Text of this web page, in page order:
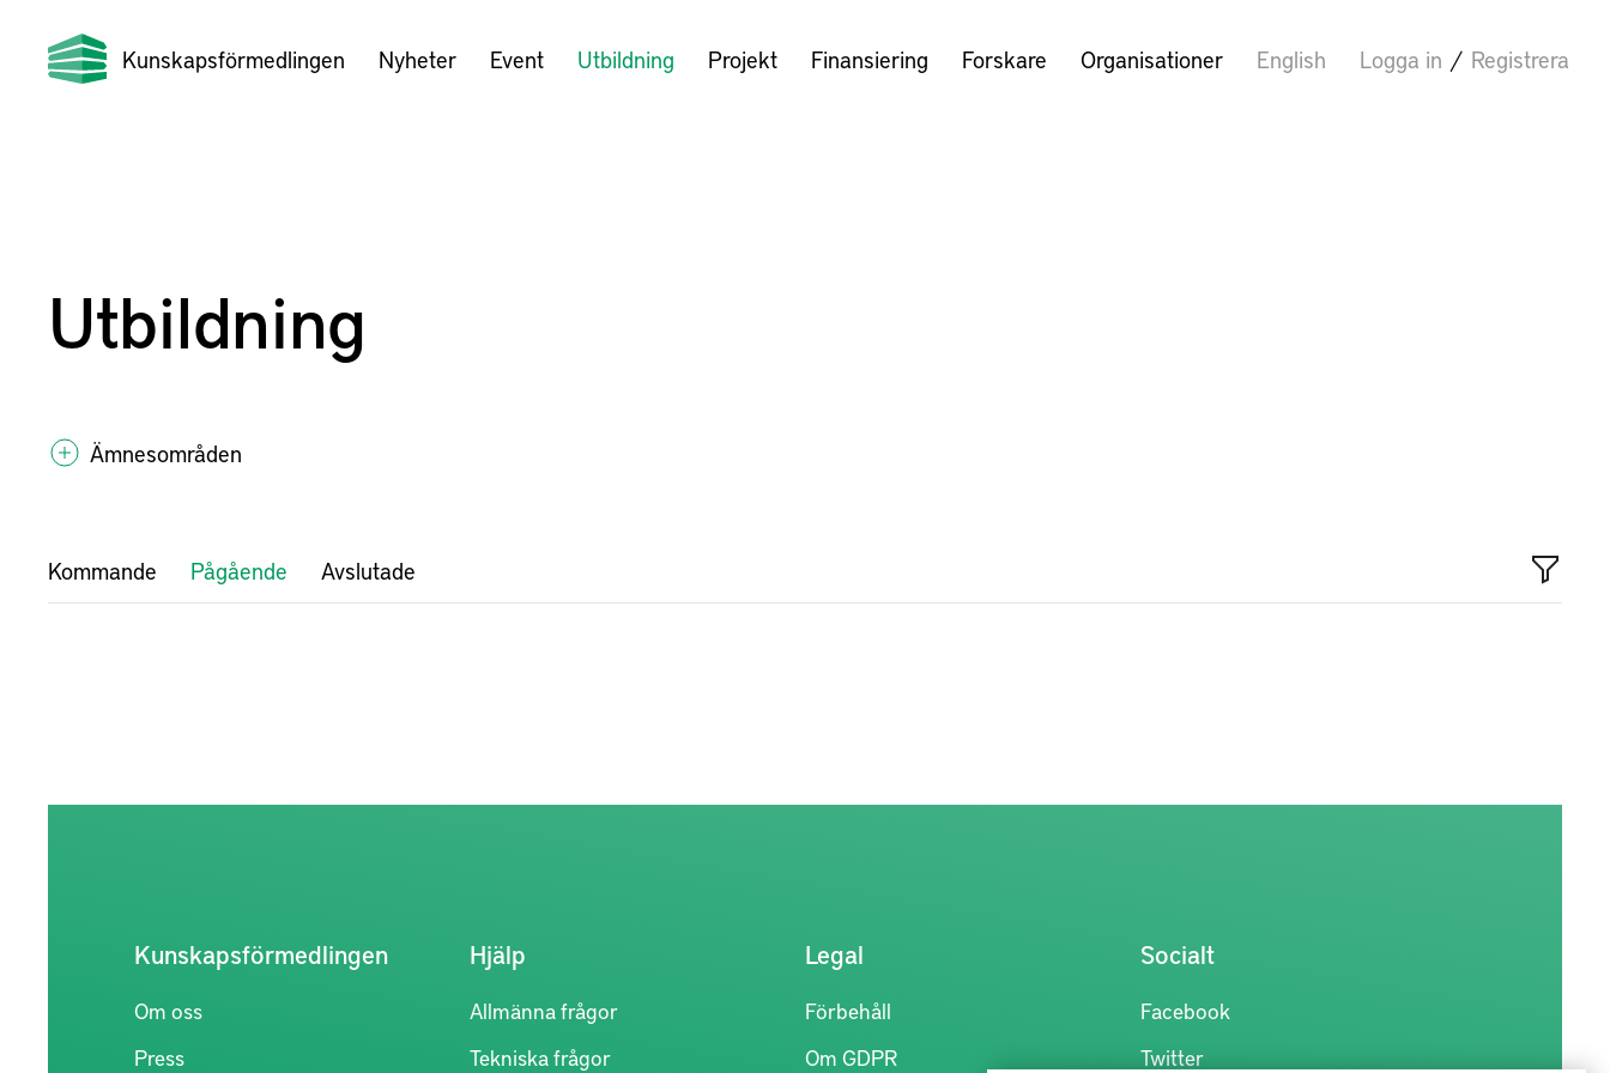
Kunskapsförmedlingen Nyheter Event Utbildning Projekt Finansiering Forskare Organisationer English Logga in / Registrera
Utbildning
Ämnesområden
Kommande Pågående Avslutade
Kunskapsförmedlingen
Om oss
Press
Hjälp
Allmänna frågor
Tekniska frågor
Legal
Förbehåll
Om GDPR
Socialt
Facebook
Twitter